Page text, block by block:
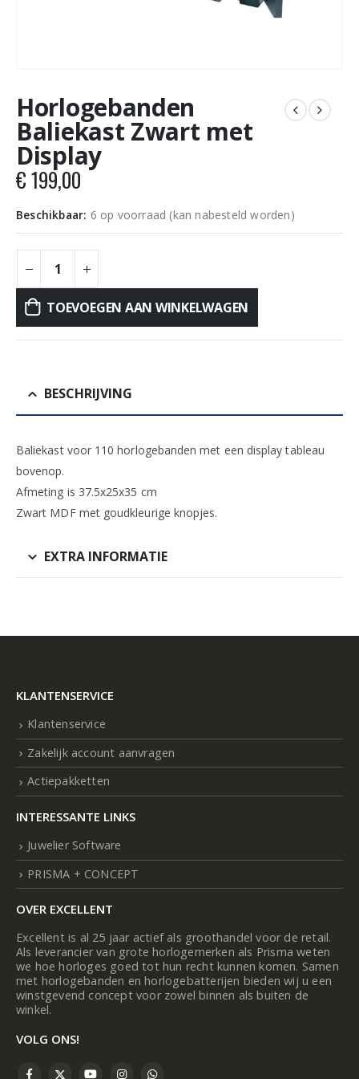
Horlogebanden
Baliekast Zwart met
Display
€199,00
Beschikbaar: 6 op voorraad (kan nabesteld worden)
TOEVOEGEN AAN WINKELWAGEN
BESCHRIJVING
Baliekast voor 110 horlogebanden met een display tableau
bovenop.
Afmeting is 37.5x25x35 cm
Zwart MDF met goudkleurige knopjes.
EXTRA INFORMATIE
KLANTENSERVICE
Klantenservice
Zakelijk account aanvragen
Actiepakketten
INTERESSANTE LINKS
Juwelier Software
PRISMA + CONCEPT
OVER EXCELLENT
Excellent is al 25 jaar actief als groothandel voor de retail.
Als leverancier van grote horlogemerken als Prisma weten
we hoe horloges goed tot hun recht kunnen komen. Samen
met horlogebanden en horlogebatterijen bieden wij u een
winstgevend concept voor zowel binnen als buiten de
winkel.
VOLG ONS!